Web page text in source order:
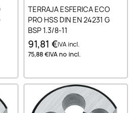
TERRAJA ESFERICA ECO
PRO HSS DIN EN 24231 G
BSP 1.3/8-11
91,81 €IVA incl.
75,88 €IVA no incl.